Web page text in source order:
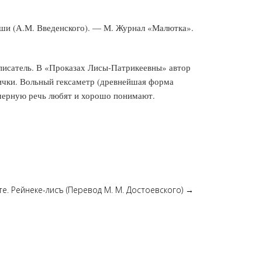
(А.М. Введенского). — М. Журнал «Малютка».
В «Проказах Лисы-Патрикеевны» автор
Вольный гексаметр (древнейшая форма
речь любят и хорошо понимают.
Рейнеке-лисъ (Перевод М. М. Достоевского) →